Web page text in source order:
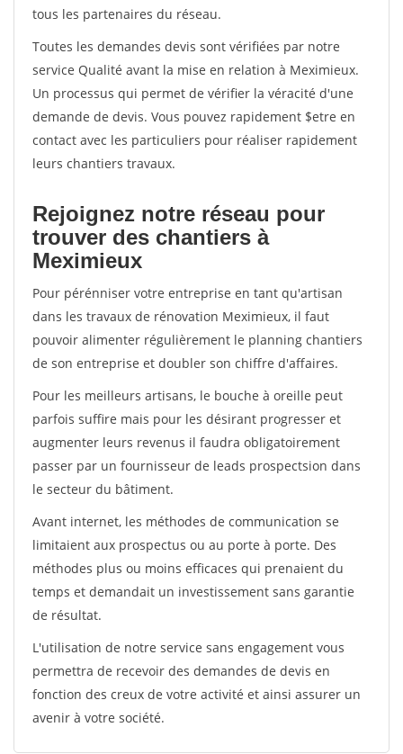
tous les partenaires du réseau.
Toutes les demandes devis sont vérifiées par notre
service Qualité avant la mise en relation à Meximieux.
Un processus qui permet de vérifier la véracité d'une
demande de devis. Vous pouvez rapidement $etre en
contact avec les particuliers pour réaliser rapidement
leurs chantiers travaux.
Rejoignez notre réseau pour
trouver des chantiers à
Meximieux
Pour pérénniser votre entreprise en tant qu'artisan
dans les travaux de rénovation Meximieux, il faut
pouvoir alimenter régulièrement le planning chantiers
de son entreprise et doubler son chiffre d'affaires.
Pour les meilleurs artisans, le bouche à oreille peut
parfois suffire mais pour les désirant progresser et
augmenter leurs revenus il faudra obligatoirement
passer par un fournisseur de leads prospectsion dans
le secteur du bâtiment.
Avant internet, les méthodes de communication se
limitaient aux prospectus ou au porte à porte. Des
méthodes plus ou moins efficaces qui prenaient du
temps et demandait un investissement sans garantie
de résultat.
L'utilisation de notre service sans engagement vous
permettra de recevoir des demandes de devis en
fonction des creux de votre activité et ainsi assurer un
avenir à votre société.